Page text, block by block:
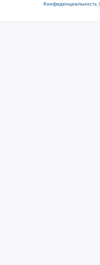
Конфиденциальность|